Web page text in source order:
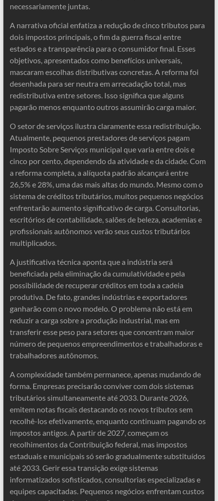
necessariamente juntas.
A narrativa oficial enfatiza a redução de cinco tributos para
dois impostos principais, o fim da guerra fiscal entre
estados e a transparência para o consumidor final. Esses
objetivos, apresentados como benefícios universais,
mascaram escolhas distributivas concretas. A reforma foi
desenhada para ser neutra em arrecadação total, mas
redistributiva entre setores. Isso significa que alguns
pagarão menos enquanto outros assumirão carga maior.
O setor de serviços ilustra claramente essa redistribuição.
Atualmente, pequenos prestadores de serviços pagam
Imposto Sobre Serviços municipal que varia entre dois e
cinco por cento, dependendo da atividade e da cidade. Com
a reforma completa, a alíquota padrão alcançará entre
26,5% e 28%, uma das mais altas do mundo. Mesmo com o
sistema de créditos tributários, muitos pequenos negócios
enfrentarão aumento significativo de carga. Consultorias,
escritórios de contabilidade, salões de beleza, academias e
profissionais autônomos verão seus custos tributários
multiplicados.
A justificativa técnica aponta que a indústria será
beneficiada pela eliminação da cumulatividade e pela
possibilidade de recuperar créditos em toda a cadeia
produtiva. De fato, grandes indústrias e exportadores
ganharão com o novo modelo. O problema não está em
reduzir a carga sobre a produção industrial, mas em
transferir esse peso para setores que concentram maior
número de pequenos empreendimentos e trabalhadoras e
trabalhadores autônomos.
A complexidade também permanece, apenas mudando de
forma. Empresas precisarão conviver com dois sistemas
tributários simultaneamente até 2033. Durante 2026,
emitem notas fiscais destacando os novos tributos sem
recolhê-los efetivamente, enquanto continuam pagando os
impostos antigos. A partir de 2027, começam os
recolhimentos da Contribuição federal, mas impostos
estaduais e municipais só serão gradualmente substituídos
até 2033. Gerir essa transição exige sistemas
informatizados sofisticados, consultorias especializadas e
equipes capacitadas. Pequenos negócios enfrentam custos